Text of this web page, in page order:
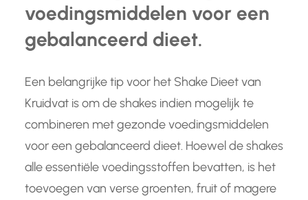
voedingsmiddelen voor een
gebalanceerd dieet.
Een belangrijke tip voor het Shake Dieet van
Kruidvat is om de shakes indien mogelijk te
combineren met gezonde voedingsmiddelen
voor een gebalanceerd dieet. Hoewel de shakes
alle essentiële voedingsstoffen bevatten, is het
toevoegen van verse groenten, fruit of magere